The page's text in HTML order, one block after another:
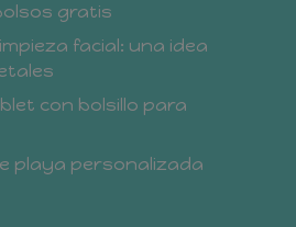
gratis
facial: una idea
con bolsillo para
playa personalizada